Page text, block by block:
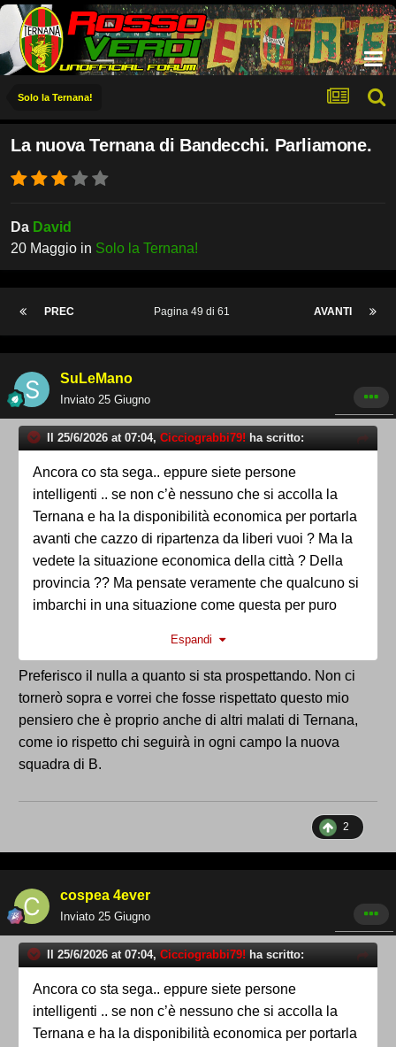
Solo la Ternana!
La nuova Ternana di Bandecchi. Parliamone.
Da David
20 Maggio in Solo la Ternana!
PREC AVANTI
Pagina 49 di 61
SuLeMano
Inviato 25 Giugno
Il 25/6/2026 at 07:04, Cicciograbbi79! ha scritto:
Ancora co sta sega.. eppure siete persone
intelligenti .. se non c’è nessuno che si accolla la
Ternana e ha la disponibilità economica per portarla
avanti che cazzo di ripartenza da liberi vuoi ? Ma la
vedete la situazione economica della città ? Della
provincia ?? Ma pensate veramente che qualcuno si
imbarchi in una situazione come questa per puro
famiglia Agnelli ce sta solo una o di famiglia
Berlusconi. Evitate di continuare con questa tiritera
perché non ci fate una bella figura sapendo come
stiamo messi
Espandi
Preferisco il nulla a quanto si sta prospettando. Non ci
tornerò sopra e vorrei che fosse rispettato questo mio
pensiero che è proprio anche di altri malati di Ternana,
come io rispetto chi seguirà in ogni campo la nuova
squadra di B.
2
cospea 4ever
Inviato 25 Giugno
Il 25/6/2026 at 07:04, Cicciograbbi79! ha scritto:
Ancora co sta sega.. eppure siete persone
intelligenti .. se non c’è nessuno che si accolla la
Ternana e ha la disponibilità economica per portarla